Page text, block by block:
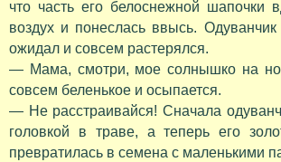
что часть его белоснежной шапочки
воздух и понеслась ввысь. Одуванчик
ожидал и совсем растерялся.
— Мама, смотри, мое солнышко на
совсем беленькое и осыпается.
— Не расстраивайся! Сначала
головкой в траве, а теперь его
превратилась в семена с маленькими